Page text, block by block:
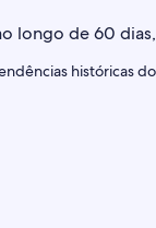
históricas do